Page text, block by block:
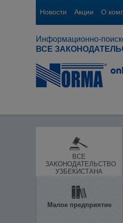
Новости Акции О
Информационно-
ВСЕ
ВСЕ
ЗАКОНОДАТЕЛЬСТВО
УЗБЕКИСТАНА
Малое предприятие